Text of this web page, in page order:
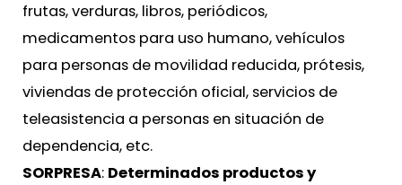
frutas, verduras, libros, periódicos,
medicamentos para uso humano, vehículos
para personas de movilidad reducida, prótesis,
viviendas de protección oficial, servicios de
teleasistencia a personas en situación de
dependencia, etc.
SORPRESA: Determinados productos y